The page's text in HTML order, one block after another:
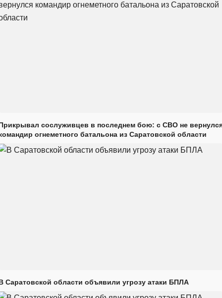
сослуживцев в последнем бою: с СВО не
огнеметного батальона из Саратовской области
Саратовской области объявили угрозу атаки БПЛА